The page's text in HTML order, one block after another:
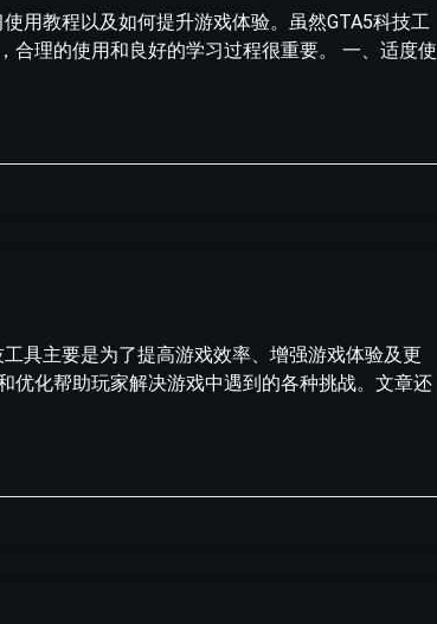
用教程以及如何提升游戏体验。虽然GTA5科技工
合理的使用和良好的学习过程很重要。 一、适度使
具主要是为了提高游戏效率、增强游戏体验及更
优化帮助玩家解决游戏中遇到的各种挑战。文章还